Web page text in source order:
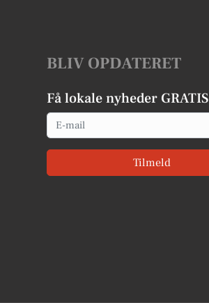
BLIV OPDATERET
Få lokale nyheder GRATIS
Email
Tilmeld